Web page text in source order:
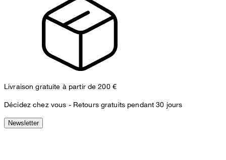
Livraison gratuite à partir de 200 €
Décidez chez vous - Retours gratuits pendant 30 jours
Newsletter